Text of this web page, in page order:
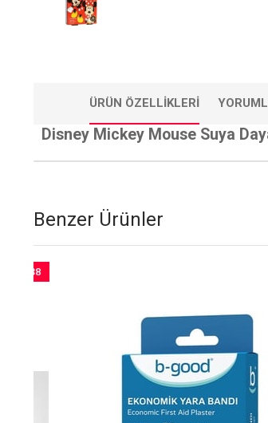
ÜRÜN ÖZELLIKLERI
Disney Mickey Mouse Suya
Benzer Ürünler